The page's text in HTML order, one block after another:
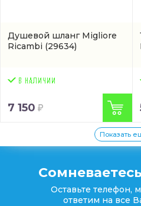
Душевой шланг Migliore
Ricambi (29634)
7 150
Показать
Оставьте телефон,
ответим на все